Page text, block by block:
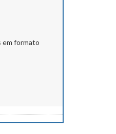
em formato